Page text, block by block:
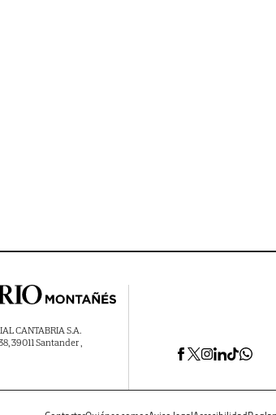
CANTABRIA S.A.
39011 Santander ,